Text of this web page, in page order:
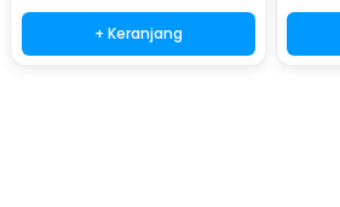
+ Keranjang